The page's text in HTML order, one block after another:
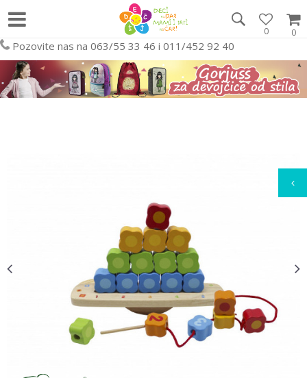
0
0
Pozovite nas na 063/55 33 46 i 011/452 92 40